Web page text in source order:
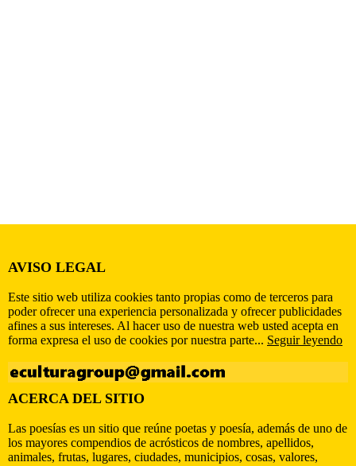
AVISO LEGAL
Este sitio web utiliza cookies tanto propias como de terceros para
poder ofrecer una experiencia personalizada y ofrecer publicidades
afines a sus intereses. Al hacer uso de nuestra web usted acepta en
forma expresa el uso de cookies por nuestra parte... Seguir leyendo
ACERCA DEL SITIO
Las poesías es un sitio que reúne poetas y poesía, además de uno de
los mayores compendios de acrósticos de nombres, apellidos,
animales, frutas, lugares, ciudades, municipios, cosas, valores,